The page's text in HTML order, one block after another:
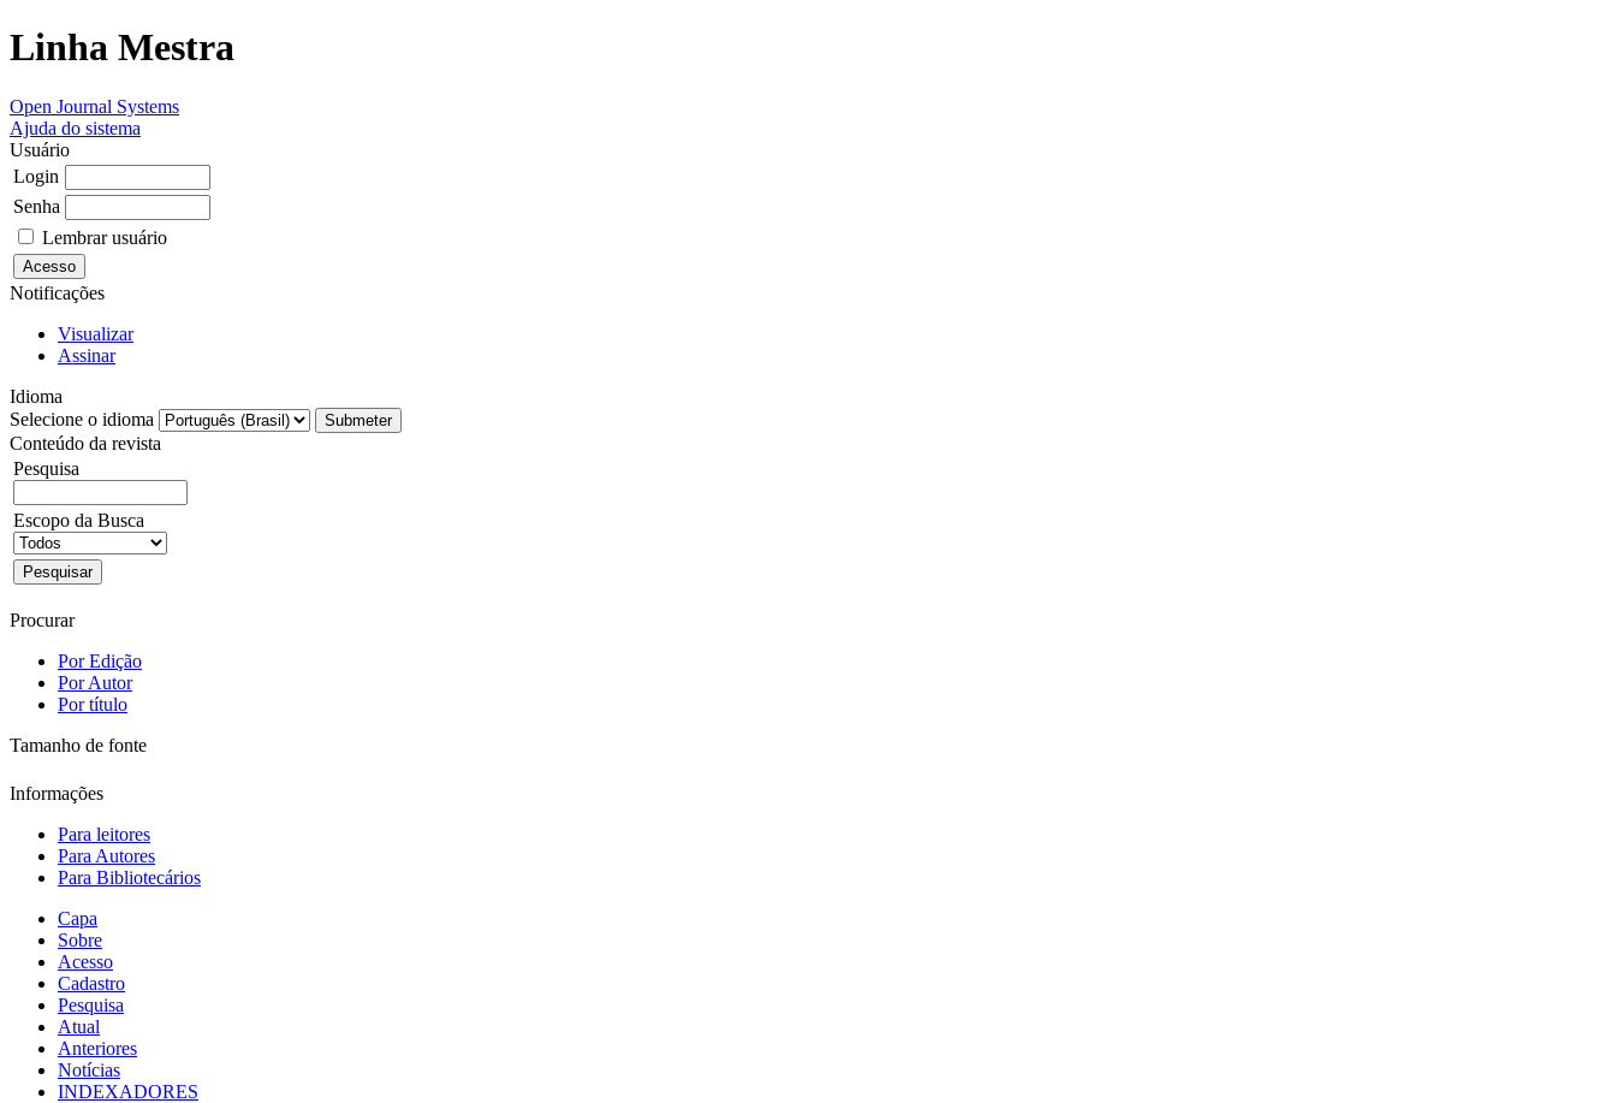
Linha Mestra
Open Journal Systems
Ajuda do sistema
Usuário
Login
Senha
Lembrar usuário
Notificações
Visualizar
Assinar
Idioma
Selecione o idioma
Conteúdo da revista
Pesquisa
Escopo da Busca
Procurar
Por Edição
Por Autor
Por título
Tamanho de fonte
Informações
Para leitores
Para Autores
Para Bibliotecários
Capa
Sobre
Acesso
Cadastro
Pesquisa
Atual
Anteriores
Notícias
INDEXADORES